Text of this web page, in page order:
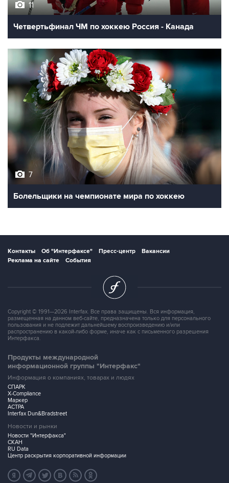
11
Четвертьфинал ЧМ по хоккею Россия - Канада
7
Болельщики на чемпионате мира по хоккею
Контакты Об "Интерфаксе" Пресс-центр
Вакансии
Реклама на сайте
События
Copyright © 1991—2026 Interfax. Все права защищены. Вся информация,
размещенная на данном веб-сайте, предназначена только для персонального
пользования и не подлежит дальнейшему воспроизведению и/или
распространению в какой-либо форме, иначе как с письменного разрешения
Интерфакса.
Продукты международной
информационной группы "Интерфакс"
Информация о компаниях, товарах и людях
СПАРК
X-Compliance
Маркер
АСТРА
Interfax Dun&Bradstreet
Новости и рынки
Новости "Интерфакса"
СКАН
RU Data
Центр раскрытия корпоративной информации